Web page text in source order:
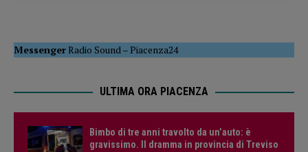
MessengerRadio Sound–Piacenza24
ULTIMA ORA PIACENZA
Bimbo di tre anni travolto da un’auto: è
gravissimo. Il dramma in provincia di Treviso